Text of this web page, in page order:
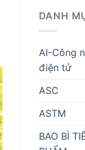
DANH
AI-Công
điện tử
ASC
ASTM
BAO BÌ